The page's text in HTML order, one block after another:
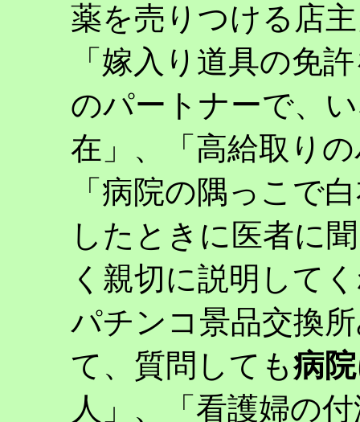
薬を売りつける店
「嫁入り道具の免
のパートナーで、
在」、「高給取り
「病院の隅っこで
したときに医者に
く親切に説明して
パチンコ景品交換
て、質問しても病
人」、「看護婦の